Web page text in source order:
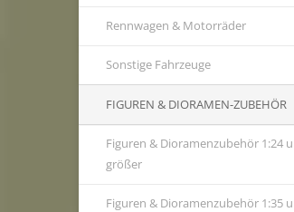
Rennwagen & Motorräder
Sonstige Fahrzeuge
FIGUREN & DIORAMEN-ZUBEHÖR
Figuren & Dioramenzubehör 1:24
größer
Figuren & Dioramenzubehör 1:35